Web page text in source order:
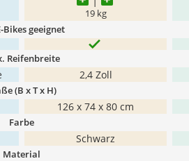
19 kg
Bikes geeignet
Reifenbreite
2,4 Zoll
(B x T x H)
126 x 74 x 80 cm
Farbe
Schwarz
Material